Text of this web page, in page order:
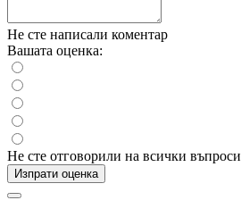
Не сте написали коментар
Вашата оценка:
Не сте отговорили на всички въпроси
Изпрати оценка